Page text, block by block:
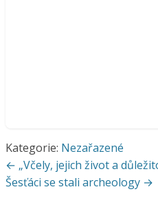
Kategorie: Nezařazené
Navigace
pro
← „Včely, jejich život a
Šesťáci se stali archeology →